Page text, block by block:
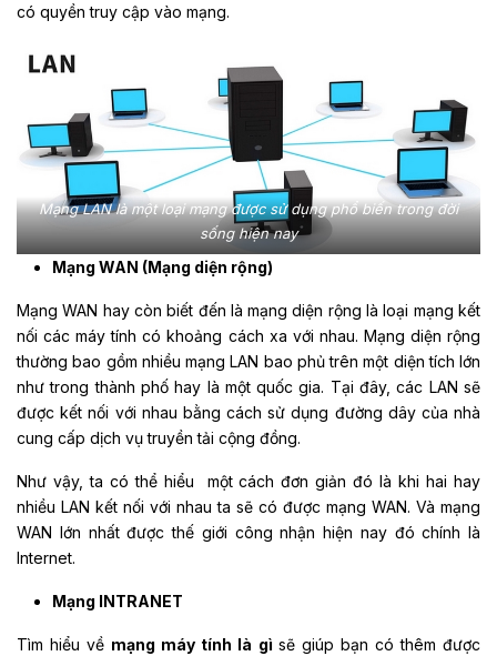
có quyền truy cập vào mạng.
Mạng LAN là một loại mạng được sử dụng phổ biến trong đời
sống hiện nay
Mạng WAN (Mạng diện rộng)
Mạng WAN hay còn biết đến là mạng diện rộng là loại mạng kết
nối các máy tính có khoảng cách xa với nhau. Mạng diện rộng
thường bao gồm nhiều mạng LAN bao phủ trên một diện tích lớn
như trong thành phố hay là một quốc gia. Tại đây, các LAN sẽ
được kết nối với nhau bằng cách sử dụng đường dây của nhà
cung cấp dịch vụ truyền tải cộng đồng.
Như vậy, ta có thể hiểu một cách đơn giản đó là khi hai hay
nhiều LAN kết nối với nhau ta sẽ có được mạng WAN. Và mạng
WAN lớn nhất được thế giới công nhận hiện nay đó chính là
Internet.
Mạng INTRANET
Tìm hiểu về mạng máy tính là gì sẽ giúp bạn có thêm được